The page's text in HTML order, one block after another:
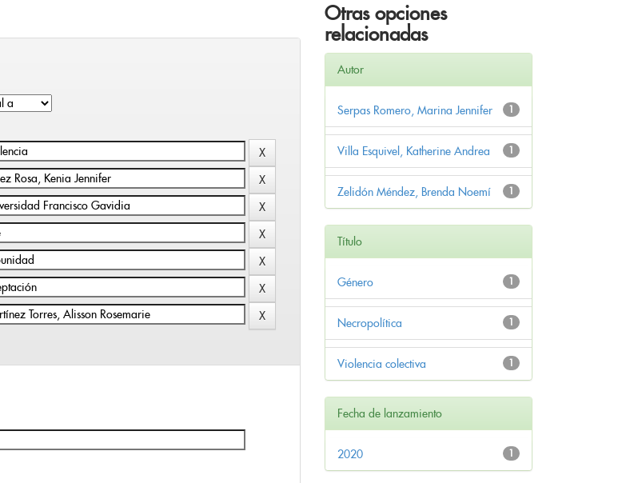
Otras opciones
relacionadas
Autor
1
Serpas Romero, Marina Jennifer
1
Villa Esquivel, Katherine Andrea
1
Zelidón Méndez, Brenda Noemí
Título
1
Género
1
Necropolítica
1
Violencia colectiva
Fecha de lanzamiento
1
2020